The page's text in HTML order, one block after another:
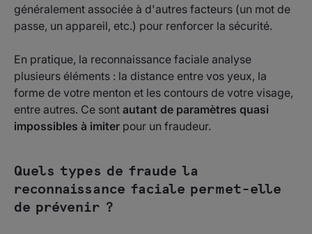
généralement associée à d'autres facteurs (un mot de
passe, un appareil, etc.) pour renforcer la sécurité.
En pratique, la reconnaissance faciale analyse
plusieurs éléments : la distance entre vos yeux, la
forme de votre menton et les contours de votre visage,
entre autres. Ce sont autant de paramètres quasi
impossibles à imiter pour un fraudeur.
Quels types de fraude la
reconnaissance faciale permet-elle
de prévenir ?